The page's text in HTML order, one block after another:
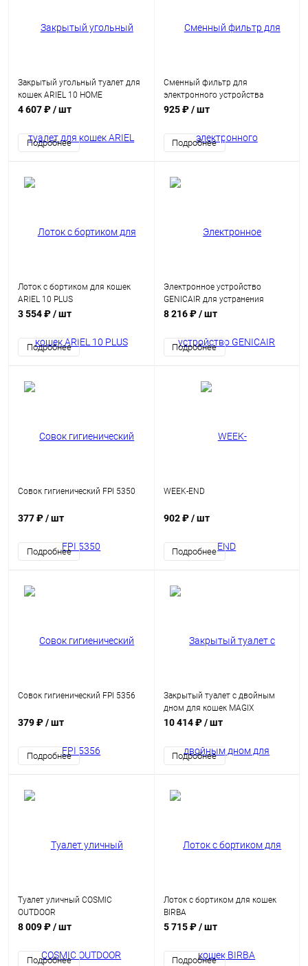
Закрытый угольный туалет для
кошек ARIEL 10 HOME
4 607 ₽/ шт
Подробнее
Сменный фильтр для
электронного устройства
GENICAIR
925 ₽/ шт
Подробнее
Лоток с бортиком для кошек
ARIEL 10 PLUS
3 554 ₽/ шт
Подробнее
Электронное устройство
GENICAIR для устранения
неприятных запахов из
8 216 ₽/ шт
Подробнее
Совок гигиенический FPI 5350
377 ₽/ шт
Подробнее
WEEK-END
902 ₽/ шт
Подробнее
Совок гигиенический FPI 5356
379 ₽/ шт
Подробнее
Закрытый туалет с двойным
дном для кошек MAGIX
10 414 ₽/ шт
Подробнее
Туалет уличный COSMIC
OUTDOOR
8 009 ₽/ шт
Подробнее
Лоток с бортиком для кошек
BIRBA
5 715 ₽/ шт
Подробнее